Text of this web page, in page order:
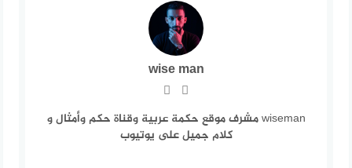
wise man
wiseman مشرف موقع حكمة عربية وقناة حكم وأمثال و
كلام جميل على يوتيوب